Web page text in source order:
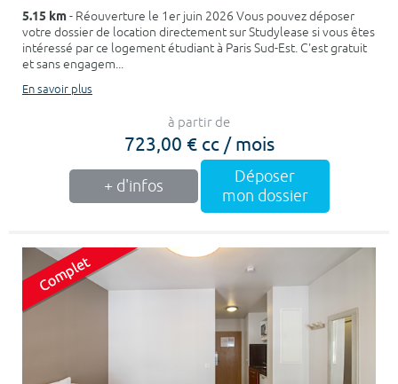
5.15 km- Réouverture le 1er juin 2026 Vous pouvez déposer
votre dossier de location directement sur Studylease si vous êtes
intéressé par ce logement étudiant à Paris Sud-Est. C'est gratuit
et sans engagem...
En savoir plus
à partir de
723,00 € cc / mois
+ d'infos
Déposer
mon dossier